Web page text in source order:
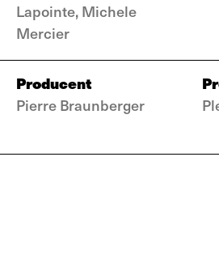
Lapointe, Michele
Mercier
Producent
Pierre Braunberger